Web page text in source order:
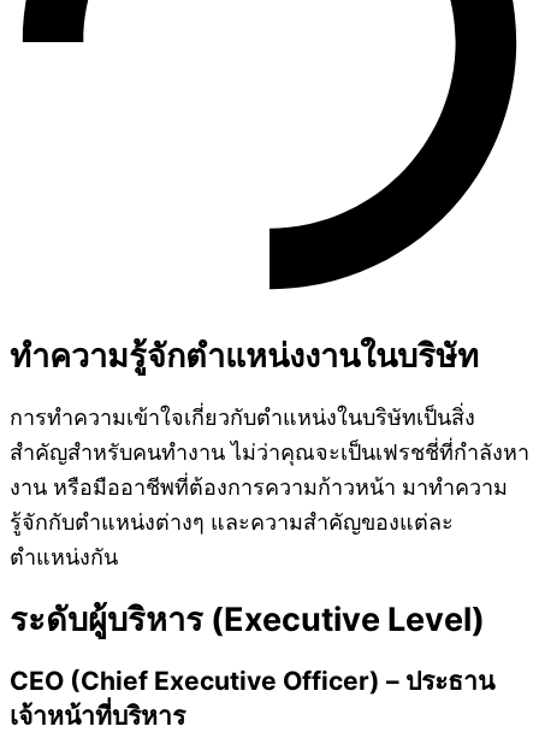
ทำความรู้จักตำแหน่งงานในบริษัท
การทำความเข้าใจเกี่ยวกับตำแหน่งในบริษัทเป็นสิ่ง
สำคัญสำหรับคนทำงาน ไม่ว่าคุณจะเป็นเฟรชชี่ที่กำลังหา
งาน หรือมืออาชีพที่ต้องการความก้าวหน้า มาทำความ
รู้จักกับตำแหน่งต่างๆ และความสำคัญของแต่ละ
ตำแหน่งกัน
ระดับผู้บริหาร (Executive Level)
CEO (Chief Executive Officer) – ประธาน
เจ้าหน้าที่บริหาร